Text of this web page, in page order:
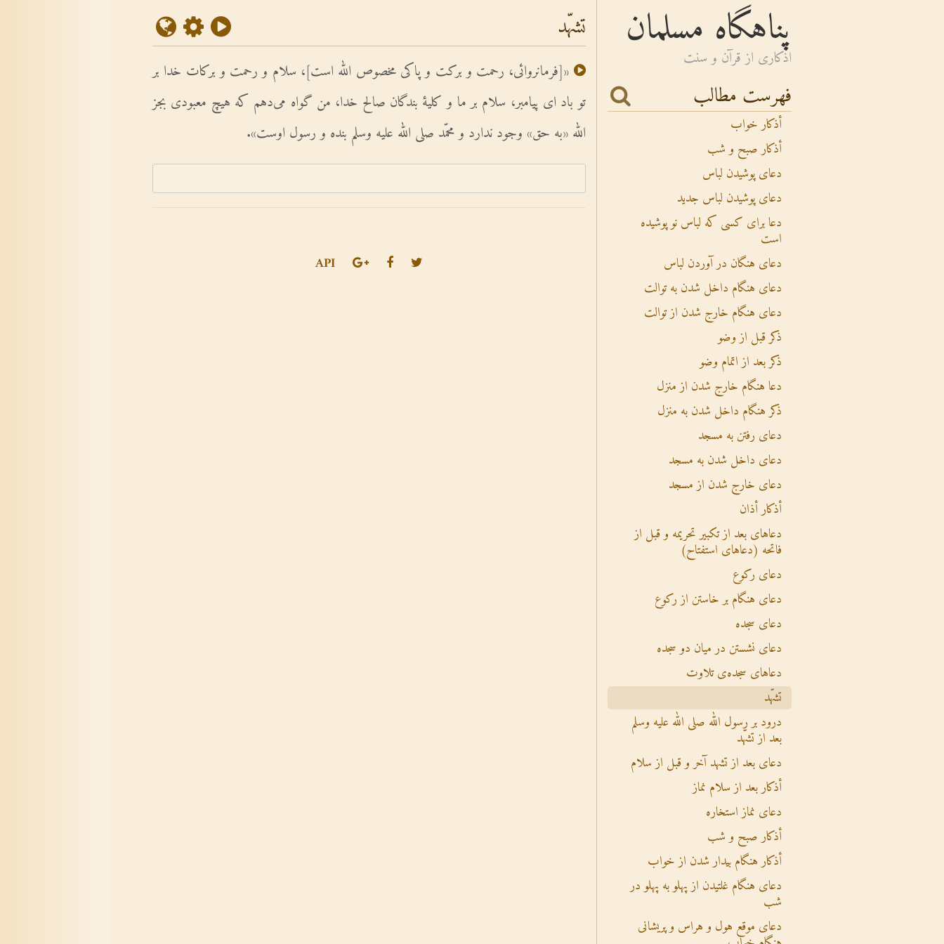
پناهگاه مسلمان
اذكارى از قرآن و سنت
فهرست مطالب
أذکار خواب
أذکار صبح و شب
دعای پوشیدن لباس
دعای پوشیدن لباس جدید
دعا برای کسی که لباس نو پوشیده
است
دعای هنگان در آوردن لباس
دعای هنگام داخل شدن به توالت
دعای هنگام خارج شدن از توالت
ذکر قبل از وضو
ذکر بعد از اتمام وضو
دعا هنگام خارج شدن از منزل
ذکر هنگام داخل شدن به منزل
دعای رفتن به مسجد
دعای داخل شدن به مسجد
دعای خارج شدن از مسجد
أذکار أذان
دعاهای بعد از تکبیر تحریمه و قبل از
فاتحه (دعاهای استفتاح)
دعای رکوع
دعای هنگام بر خاستن از رکوع
دعای سجده
دعای نشستن در میان دو سجده
دعاهای سجده‌ی تلاوت
تشهّد
درود بر رسول الله صلی الله علیه وسلم
بعد از تشهّد
دعای بعد از تشهد آخر و قبل از سلام
أذکار بعد از سلام نماز
دعای نماز استخاره
أذکار صبح و شب
أذکار هنگام بیدار شدن از خواب
دعای هنگام غلتیدن از پهلو به پهلو در
شب
دعای موقع هول و هراس و پریشانی
تشهّد
«[فرمانروائى، رحمت و برکت و پاکى مخصوص الله است]، سلام و رحمت و برکات خدا بر
تو باد اى پیامبر، سلام بر ما و کلیۀ‌ بندگان صالح خدا، من گواه مى‌دهم که هیچ معبودى بجز
الله «به حق» وجود ندارد و محمّد صلی الله علیه وسلم بنده و رسول اوست».
API